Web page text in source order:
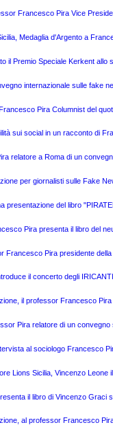
Francesco Pira Vice
Medaglia d'Argento a
il Premio Speciale Kerkent
internazionale sulle fake
Pira Columnist del
sui social in un racconto di
relatore a Roma di un
per giornalisti sulle Fake
presentazione del libro
Pira presenta il libro del
Francesco Pira presidente
il concerto degli
il professor Francesco
Pira relatore di un
al sociologo Francesco
Lions Sicilia, Vincenzo Leone
il libro di Vincenzo Graci
al professor Francesco